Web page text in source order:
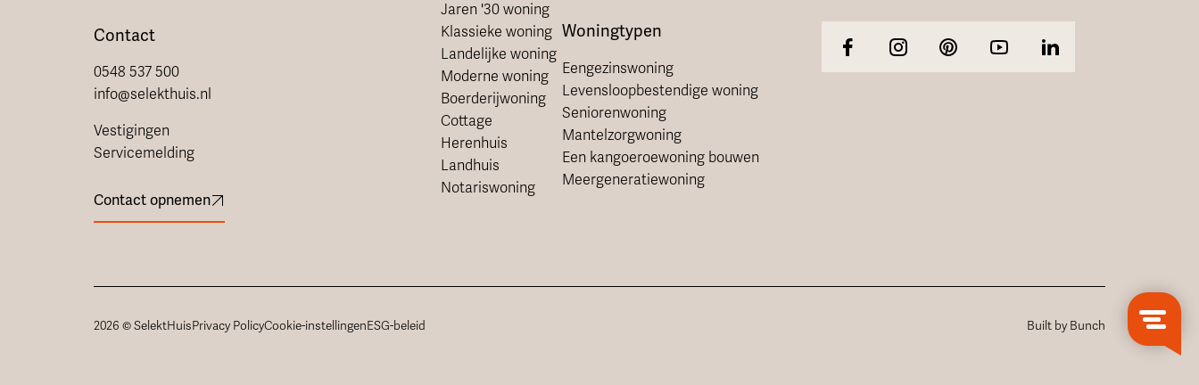
Contact
0548 537 500
info@selekthuis.nl
Vestigingen
Servicemelding
Contact opnemen
Jaren '30 woning
Klassieke woning
Landelijke woning
Moderne woning
Boerderijwoning
Cottage
Herenhuis
Landhuis
Notariswoning
Woningtypen
Eengezinswoning
Levensloopbestendige woning
Seniorenwoning
Mantelzorgwoning
Een kangoeroewoning bouwen
Meergeneratiewoning
2026 © SelektHuisPrivacy PolicyCookie-instellingenESG-beleid Built by Bunch